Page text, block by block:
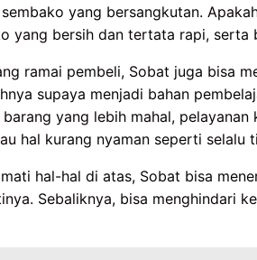
yang bersangkutan.
yang bersih dan tertata rapi,
ramai pembeli, Sobat juga bisa
supaya menjadi bahan
yang lebih mahal,
hal kurang nyaman seperti selalu
hal-hal di atas, Sobat bisa
Sebaliknya, bisa menghindari